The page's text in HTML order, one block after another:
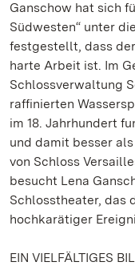
Ganschow hat sich
Südwesten“ unter
festgestellt, dass
harte Arbeit ist. Im
Schlossverwaltung
raffinierten
im 18. Jahrhundert
und damit besser
von Schloss
besucht Lena
Schlosstheater, das
hochkarätiger
EIN VIELFÄLTIGES